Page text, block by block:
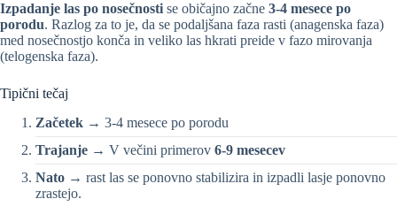
Izpadanje las po nosečnosti se običajno začne 3-4 mesece po
porodu. Razlog za to je, da se podaljšana faza rasti (anagenska faza)
med nosečnostjo konča in veliko las hkrati preide v fazo mirovanja
(telogenska faza).
Tipični tečaj
Začetek → 3-4 mesece po porodu
Trajanje → V večini primerov 6-9 mesecev
Nato → rast las se ponovno stabilizira in izpadli lasje ponovno
zrastejo.